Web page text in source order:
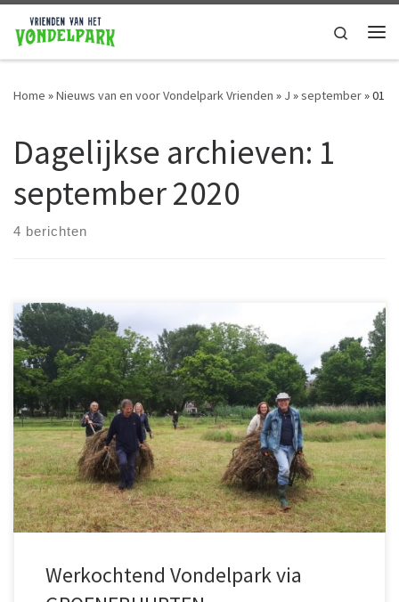
Ga naar de inhoud Search
Home »Nieuws van en voor Vondelpark Vrienden » J »september»01
Dagelijkse archieven: 1
september 2020
4 berichten
Wil je helpen het Vondelpark schoon en groen te houden?Meld je
dan aan voor 1 van onderstaande werkochtenden.Geen nood
wanneer je 2 of 3 september niet kunt. De werkochtenden
worden vaker georganiseerd. Vondelpark Koeienweide2
september @ 10:00 – 12:30https://groenebuurten.nl/agenda-
item/werkochtend-koeienweide-vondelpark-2/2020-09-02/
Vondelpark Slurf3 september @ 10:00 –
12:30https://groenebuurten.nl/agenda-item/werkochtend-
vondelpark-slurf-2-2020-05-14/2020-09-03/?
utm_source=newsletter&utm_medium=email&utm_campaign=se
ptember_2020_nieuwsbrief_groenebuurten&utm_term=2020-08-
31
Werkochtend Vondelpark via